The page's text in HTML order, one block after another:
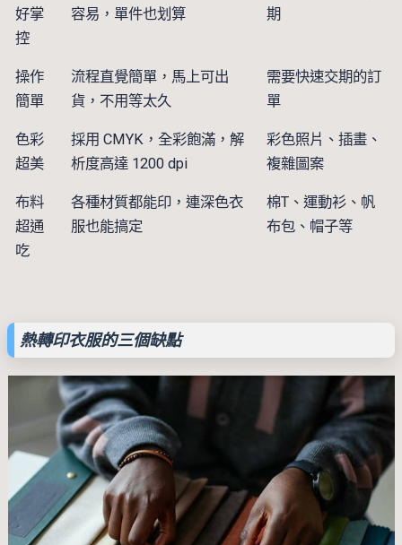
好掌
控
容易，單件也划算
期
操作
簡單
流程直覺簡單，馬上可出
貨，不用等太久
需要快速交期的訂
單
色彩
超美
採用 CMYK，全彩飽滿，解
析度高達 1200 dpi
彩色照片、插畫、
複雜圖案
布料
超通
吃
各種材質都能印，連深色衣
服也能搞定
棉T、運動衫、帆
布包、帽子等
熱轉印衣服的三個缺點